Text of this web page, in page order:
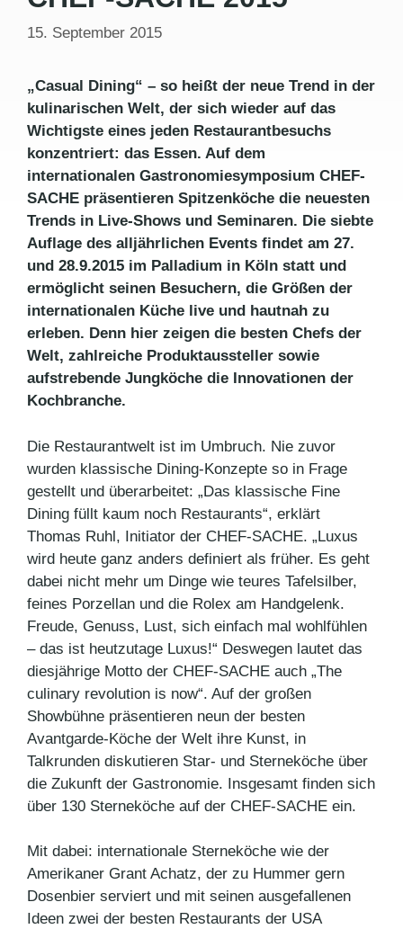
15. September 2015
„Casual Dining“ – so heißt der neue Trend in der
kulinarischen Welt, der sich wieder auf das
Wichtigste eines jeden Restaurantbesuchs
konzentriert: das Essen. Auf dem
internationalen Gastronomiesymposium CHEF-
SACHE präsentieren Spitzenköche die neuesten
Trends in Live-Shows und Seminaren. Die siebte
Auflage des alljährlichen Events findet am 27.
und 28.9.2015 im Palladium in Köln statt und
ermöglicht seinen Besuchern, die Größen der
internationalen Küche live und hautnah zu
erleben. Denn hier zeigen die besten Chefs der
Welt, zahlreiche Produktaussteller sowie
aufstrebende Jungköche die Innovationen der
Kochbranche.
Die Restaurantwelt ist im Umbruch. Nie zuvor
wurden klassische Dining-Konzepte so in Frage
gestellt und überarbeitet: „Das klassische Fine
Dining füllt kaum noch Restaurants“, erklärt
Thomas Ruhl, Initiator der CHEF-SACHE. „Luxus
wird heute ganz anders definiert als früher. Es geht
dabei nicht mehr um Dinge wie teures Tafelsilber,
feines Porzellan und die Rolex am Handgelenk.
Freude, Genuss, Lust, sich einfach mal wohlfühlen
– das ist heutzutage Luxus!“ Deswegen lautet das
diesjährige Motto der CHEF-SACHE auch „The
culinary revolution is now“. Auf der großen
Showbühne präsentieren neun der besten
Avantgarde-Köche der Welt ihre Kunst, in
Talkrunden diskutieren Star- und Sterneköche über
die Zukunft der Gastronomie. Insgesamt finden sich
über 130 Sterneköche auf der CHEF-SACHE ein.
Mit dabei: internationale Sterneköche wie der
Amerikaner Grant Achatz, der zu Hummer gern
Dosenbier serviert und mit seinen ausgefallenen
Ideen zwei der besten Restaurants der USA